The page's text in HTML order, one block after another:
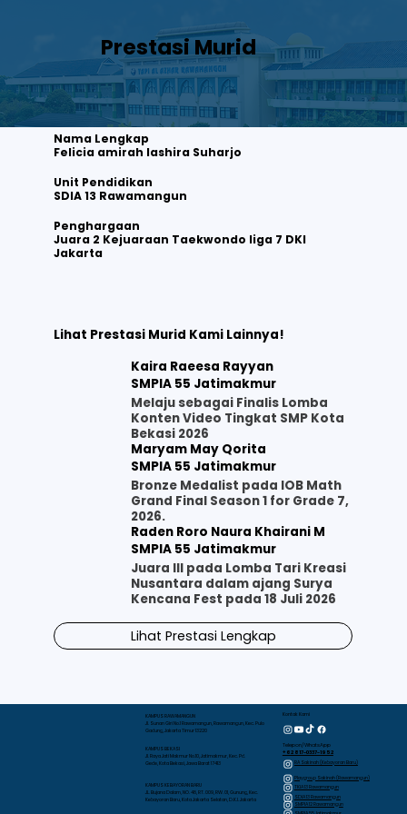
Felicia amirah lashira Suharjo
Prestasi Murid
Nama Lengkap
Felicia amirah lashira Suharjo
Unit Pendidikan
SDIA 13 Rawamangun
Penghargaan
Juara 2 Kejuaraan Taekwondo liga 7 DKI
Jakarta
Lihat Prestasi Murid Kami Lainnya!
Kaira Raeesa Rayyan
SMPIA 55 Jatimakmur
Melaju sebagai Finalis Lomba
Konten Video Tingkat SMP Kota
Bekasi 2026
Maryam May Qorita
SMPIA 55 Jatimakmur
Bronze Medalist pada IOB Math
Grand Final Season 1 for Grade 7,
2026.
Raden Roro Naura Khairani M
SMPIA 55 Jatimakmur
Juara III pada Lomba Tari Kreasi
Nusantara dalam ajang Surya
Kencana Fest pada 18 Juli 2026
Lihat Prestasi Lengkap
KAMPUS RAWAMANGUN
Jl. Sunan Giri No.1 Rawamangun, Rawamangun, Kec. Pulo
Gadung, Jakarta Timur 13220
KAMPUS BEKASI
Jl. Raya Jati Makmur No.10, Jatimakmur, Kec. Pd.
Gede, Kota Bekasi, Jawa Barat 17413
KAMPUS KEBAYORAN BARU
JL. Bujana Dalam, NO. 48, RT. 009, RW. 01, Gunung, Kec.
Kebayoran Baru, Kota Jakarta Selatan, D.K.I. Jakarta
Kontak Kami
Telepon/WhatsApp
+62 817-0337-1952
RA Sakinah (Kebayoran Baru)
Playgroup Sakinah (Rawamangun)
TKIA 13 Rawamangun
SDIA 13 Rawamangun
SMPIA 12 Rawamangun